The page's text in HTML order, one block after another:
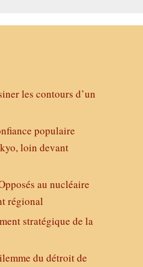
les contours d’un
populaire
loin devant
au nucléaire
régional
stratégique de la
du détroit de